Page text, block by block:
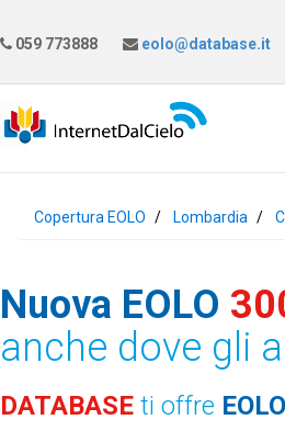
059 773888 eolo@database.it
Copertura EOLO Lombardia
Nuova EOLO
anche dove gli
DATABASE ti offre EOLO